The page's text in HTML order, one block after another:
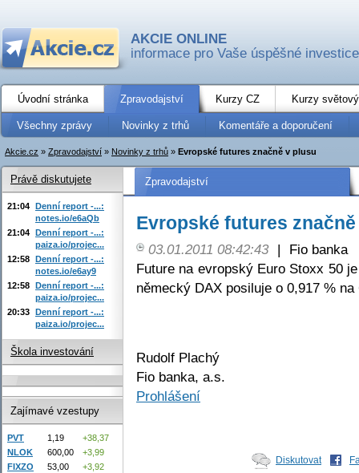
AKCIE ONLINE
informace pro Vaše úspěšné investice
Úvodní stránka Zpravodajství Kurzy CZ Kurzy
Všechny zprávy Novinky z trhů Komentáře a doporučení
Akcie.cz » Zpravodajství » Novinky z trhů » Evropské futures značně v plusu
Zpravodajství
Evropské futures
03.01.2011 08:42:43 |
Fio banka
Future na evropský Euro Stoxx 50
německý DAX posiluje o 0,917 % na
Rudolf Plachý
Fio banka, a.s.
Prohlášení
Diskutovat
Právě diskutujete
21:04 Denní report -...:
notes.io/e6aQb
21:04 Denní report -...:
paiza.io/projec...
12:58 Denní report -...:
notes.io/e6ay9
12:58 Denní report -...:
paiza.io/projec...
20:33 Denní report -...:
paiza.io/projec...
Škola investování
Zajímavé vzestupy
PVT 1,19
+38,37
NLOK
600,00
+3,99
FIXZO
53,00
+3,92